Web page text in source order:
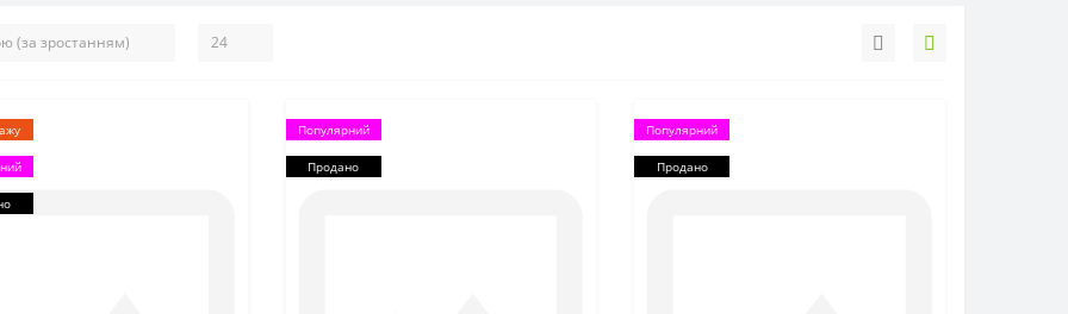
Популярний
Продано
Популярний
Продано